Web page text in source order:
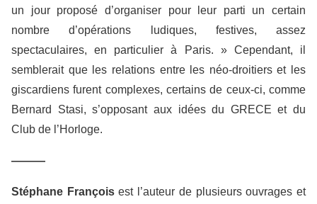
un jour proposé d’organiser pour leur parti un certain
nombre d’opérations ludiques, festives, assez
spectaculaires, en particulier à Paris. » Cependant, il
semblerait que les relations entre les néo-droitiers et les
giscardiens furent complexes, certains de ceux-ci, comme
Bernard Stasi, s’opposant aux idées du GRECE et du
Club de l’Horloge.
———
Stéphane Françoisest l’auteur de plusieurs ouvrages et